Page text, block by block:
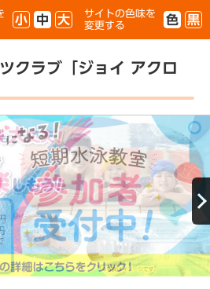
小 中 大
サイトの色味を
変更する
色 黒
クラブ「ジョイ アクロ